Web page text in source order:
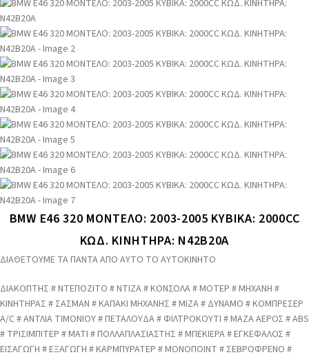
BMW E46 320 ΜΟΝΤΕΛΟ: 2003-2005 ΚΥΒΙΚΑ: 2000CC
ΚΩΔ. ΚΙΝΗΤΗΡΑ: N42B20A
ΔΙΑΘΕΤΟΥΜΕ ΤΑ ΠΑΝΤΑ ΑΠΟ ΑΥΤΟ ΤΟ ΑΥΤΟΚΙΝΗΤΟ
ΔΙΑΚΟΠΤΗΣ # ΝΤΕΠΟΖΙΤΟ # ΝΤΙΖΑ # ΚΟΝΣΟΛΑ # ΜΟΤΕΡ # ΜΗΧΑΝΗ #
ΚΙΝΗΤΗΡΑΣ # ΣΑΣΜΑΝ # ΚΑΠΑΚΙ ΜΗΧΑΝΗΣ # ΜΙΖΑ # ΔΥΝΑΜΟ # ΚΟΜΠΡΕΣΕΡ
A/C # ΑΝΤΛΙΑ ΤΙΜΟΝΙΟΥ # ΠΕΤΑΛΟΥΔΑ # ΦΙΛΤΡΟΚΟΥΤΙ # ΜΑΖΑ ΑΕΡΟΣ # ABS
# ΤΡΙΣΙΜΠΙΤΕΡ # ΜΑΤΙ # ΠΟΛΛΑΠΛΑΣΙΑΣΤΗΣ # ΜΠΕΚΙΕΡΑ # ΕΓΚΕΦΑΛΟΣ #
ΕΙΣΑΓΩΓΗ # ΕΞΑΓΩΓΗ # ΚΑΡΜΠΥΡΑΤΕΡ # ΜΟΝΟΠΟΙΝΤ # ΣΕΒΡΟΦΡΕΝΟ #